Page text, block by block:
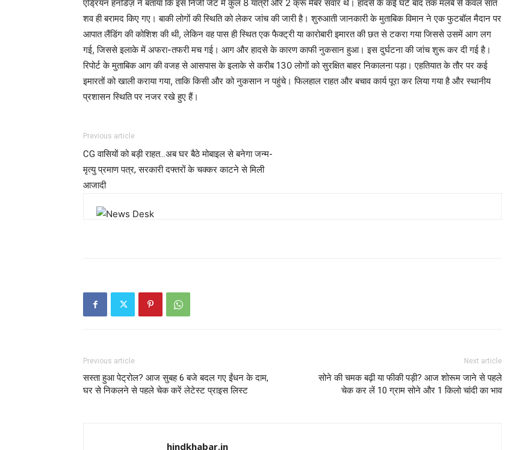
एड्रियन हर्नांडेज़ ने बताया कि इस निजी जेट में कुल 8 यात्री और 2 क्रू मेंबर सवार थे। हादसे के कई घंटे बाद तक मलबे से केवल सात
शव ही बरामद किए गए। बाकी लोगों की स्थिति को लेकर जांच की जारी है। शुरुआती जानकारी के मुताबिक विमान ने एक फुटबॉल मैदान पर
आपात लैंडिंग की कोशिश की थी, लेकिन वह पास ही स्थित एक फैक्ट्री या कारोबारी इमारत की छत से टकरा गया जिससे उसमें आग लग
गई, जिससे इलाके में अफरा-तफरी मच गई। आग और हादसे के कारण काफी नुकसान हुआ। इस दुर्घटना की जांच शुरू कर दी गई है।
रिपोर्ट के मुताबिक आग की वजह से आसपास के इलाके से करीब 130 लोगों को सुरक्षित बाहर निकालना पड़ा। एहतियात के तौर पर कई
इमारतों को खाली कराया गया, ताकि किसी और को नुकसान न पहुंचे। फिलहाल राहत और बचाव कार्य पूरा कर लिया गया है और स्थानीय
प्रशासन स्थिति पर नजर रखे हुए हैं।
Previous article
CG वासियों को बड़ी राहत…अब घर बैठे मोबाइल से बनेगा जन्म-
मृत्यु प्रमाण पत्र, सरकारी दफ्तरों के चक्कर काटने से मिली
आजादी
Previous article
सस्ता हुआ पेट्रोल? आज सुबह 6 बजे बदल गए ईंधन के दाम,
घर से निकलने से पहले चेक करें लेटेस्ट प्राइस लिस्ट
Next article
सोने की चमक बढ़ी या फीकी पड़ी? आज शोरूम जाने से पहले
चेक कर लें 10 ग्राम सोने और 1 किलो चांदी का भाव
hindkhabar.in